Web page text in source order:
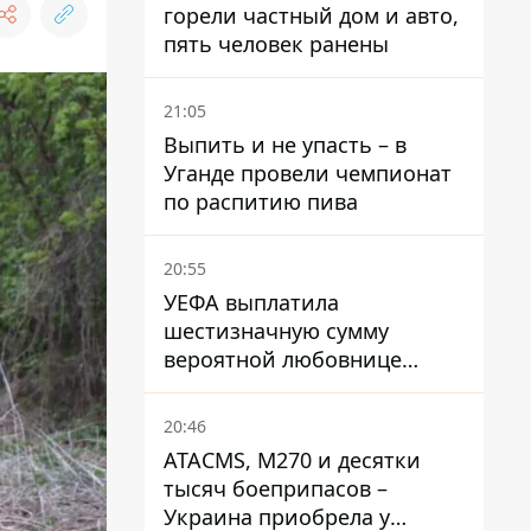
горели частный дом и авто,
пять человек ранены
21:05
Выпить и не упасть – в
Уганде провели чемпионат
по распитию пива
20:55
УЕФА выплатила
шестизначную сумму
вероятной любовнице
Инфантино - The Telegraph
20:46
ATACMS, M270 и десятки
тысяч боеприпасов –
Украина приобрела у